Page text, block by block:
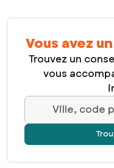
Vous avez
Trouvez un
vous
Ville, code